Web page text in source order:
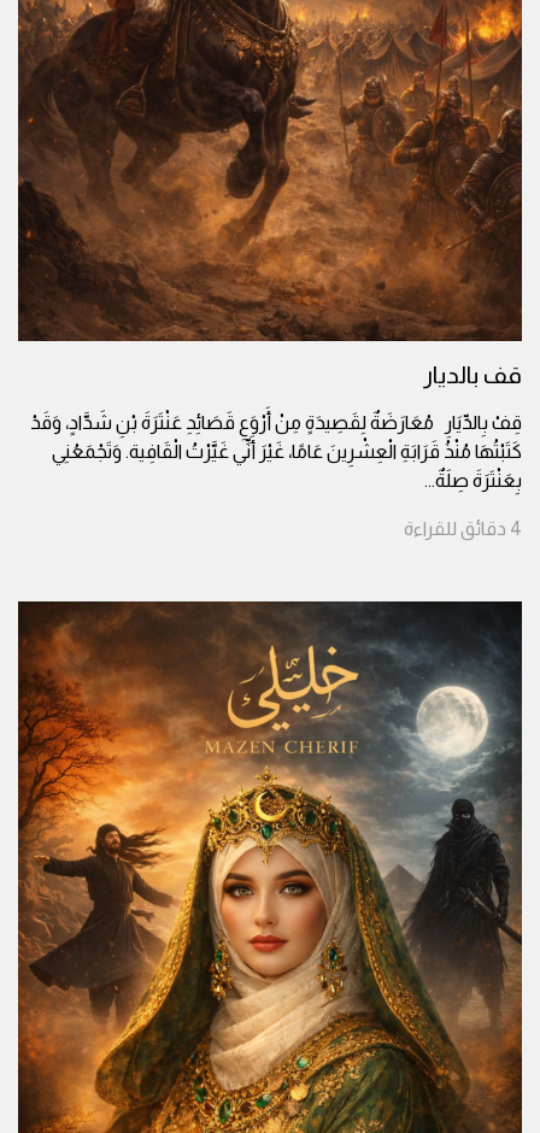
قف بالديار
قِفْ بِالدِّيَارِ مُعَارَضَةٌ لِقَصِيدَةٍ مِنْ أَرْوَعِ قَصَائِدِ عَنْتَرَةَ بْنِ شَدَّادٍ، وَقَدْ
كَتَبْتُهَا مُنْذُ قَرَابَةِ الْعِشْرِينَ عَامًا، غَيْرَ أَنِّي غَيَّرْتُ الْقَافِية. وَتَجْمَعُنِي
بِعَنْتَرَةَ صِلَةٌ...
4 دقائق للقراءة